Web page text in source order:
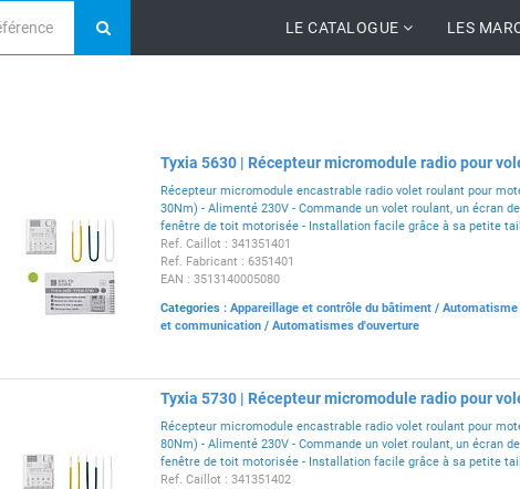
LE CATALOGUE LES
Tyxia 5630 | Récepteur micromodule radio pour
Récepteur micromodule encastrable radio volet roulant pour
30Nm) - Alimenté 230V - Commande un volet roulant, un écran
fenêtre de toit motorisée - Installation facile grâce à sa petite
Ref. Caillot : 341351401
Ref. Fabricant : 6351401
EAN : 3513140005080
Categories : Appareillage et contrôle du bâtiment /
et communication / Automatismes d'ouverture
Tyxia 5730 | Récepteur micromodule radio pour
Récepteur micromodule encastrable radio volet roulant pour
80Nm) - Alimenté 230V - Commande un volet roulant, un écran
fenêtre de toit motorisée - Installation facile grâce à sa petite
Ref. Caillot : 341351402